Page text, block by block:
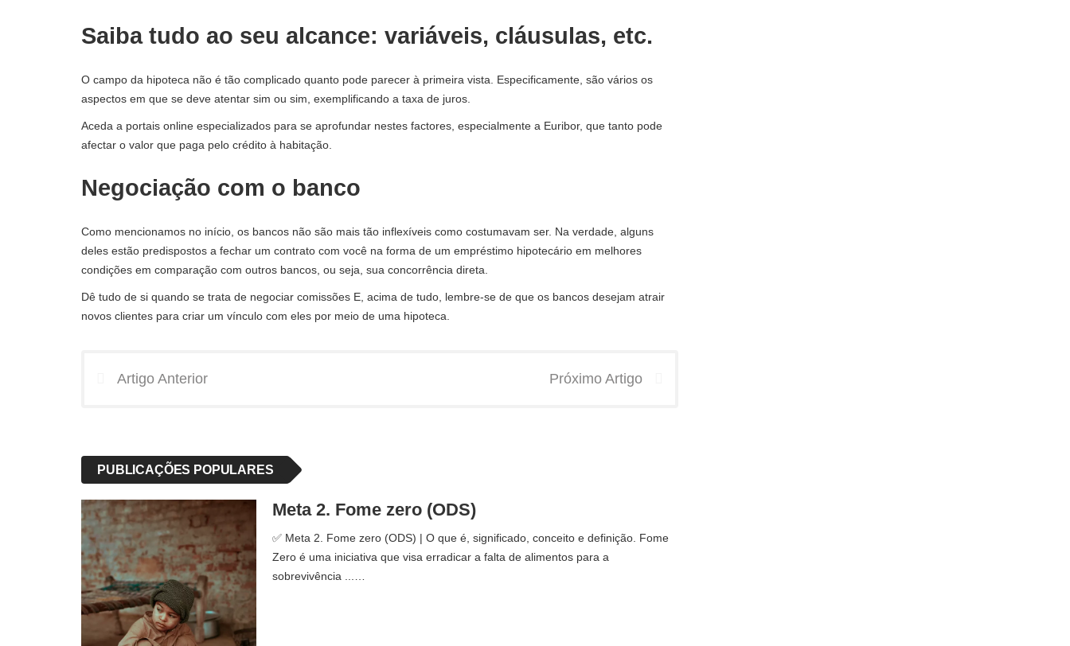
Saiba tudo ao seu alcance: variáveis, cláusulas, etc.
O campo da hipoteca não é tão complicado quanto pode parecer à primeira vista. Especificamente, são vários os
aspectos em que se deve atentar sim ou sim, exemplificando a taxa de juros.
Aceda a portais online especializados para se aprofundar nestes factores, especialmente a Euribor, que tanto pode
afectar o valor que paga pelo crédito à habitação.
Negociação com o banco
Como mencionamos no início, os bancos não são mais tão inflexíveis como costumavam ser. Na verdade, alguns
deles estão predispostos a fechar um contrato com você na forma de um empréstimo hipotecário em melhores
condições em comparação com outros bancos, ou seja, sua concorrência direta.
Dê tudo de si quando se trata de negociar comissões E, acima de tudo, lembre-se de que os bancos desejam atrair
novos clientes para criar um vínculo com eles por meio de uma hipoteca.
Artigo Anterior Próximo Artigo
PUBLICAÇÕES POPULARES
Meta 2. Fome zero (ODS)
✅ Meta 2. Fome zero (ODS) | O que é, significado, conceito e definição. Fome
Zero é uma iniciativa que visa erradicar a falta de alimentos para a
sobrevivência ...…